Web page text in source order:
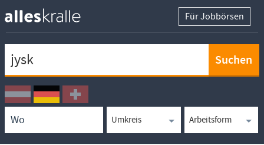
Für Jobbörsen
Ortssuche
Umkreissuche
Arbeitsform